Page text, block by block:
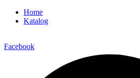
Home
Katalog
Facebook